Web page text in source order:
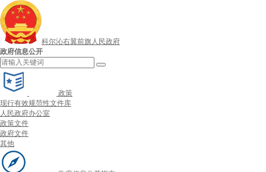
科尔沁右翼前旗人民政府
政府信息公开
政策
现行有效规范性文件库
人民政府办公室
政策文件
政府文件
其他